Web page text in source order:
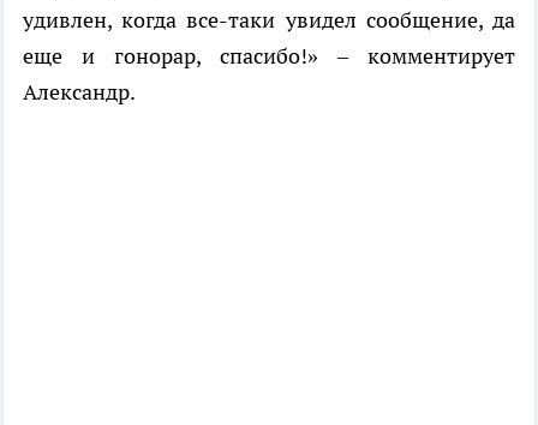
удивлен, когда все-таки увидел сообщение, да
еще и гонорар, спасибо!» – комментирует
Александр.